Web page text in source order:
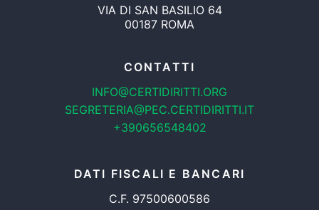
VIA DI SAN BASILIO 64
00187 ROMA
CONTATTI
INFO@CERTIDIRITTI.ORG
SEGRETERIA@PEC.CERTIDIRITTI.IT
+390656548402
DATI FISCALI E BANCARI
C.F. 97500600586